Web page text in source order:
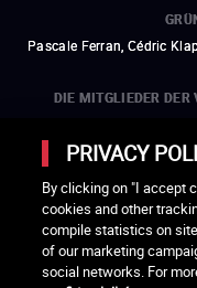
Pascale Ferran, Cédric
DIE MITGLIEDER DER
Olivier Assayas, Bertrand
ARP), Rebecca
DIE
PRIVACY
By clicking on "I accept
cookies and other
compile statistics on
of our marketing
social networks. For